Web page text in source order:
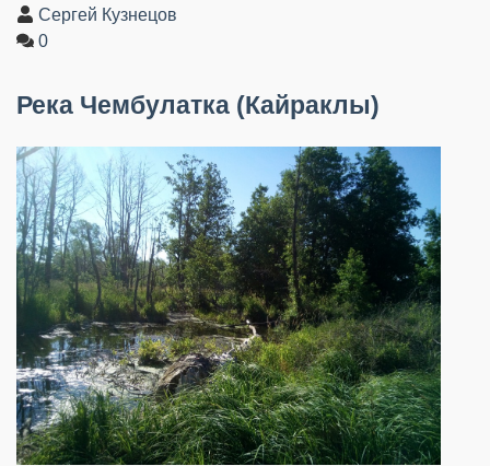
Сергей Кузнецов
0
Река Чембулатка (Кайраклы)